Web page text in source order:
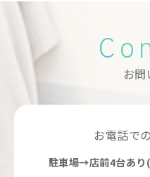
お問
お電話で
駐車場→店前4台あり